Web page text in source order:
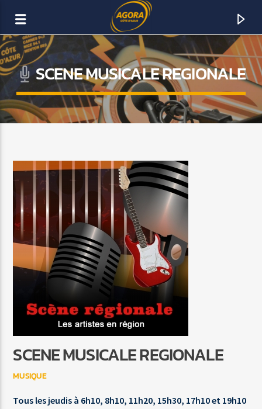
AGORA CÔTE D’AZUR
DAB+
ACTUELLEMENT SUR AGORA FM
INFOS DE PROXIMITE
LA REDACTION
Agora Côte d’Azur
SCENE MUSICALE REGIONALE
SCENE MUSICALE REGIONALE
MUSIQUE
Tous les jeudis à 6h10, 8h10, 11h20, 15h30, 17h10 et 19h10